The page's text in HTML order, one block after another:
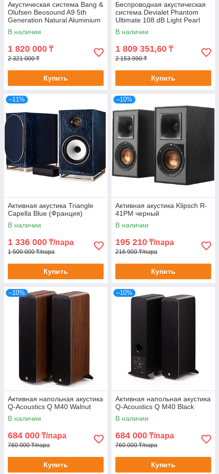
Акустическая система Bang &
Olufsen Beosound A9 5th
Generation Natural Aluminium
В наличии
1 820 000 ₸
2 321 000 ₸
Купить
Беспроводная акустическая
система Devialet Phantom
Ultimate 108 dB Light Pearl
(Франция)
В наличии
1 809 351,60 ₸
2 153 990 ₸
Купить
–11%
Активная акустика Triangle
Capella Blue (Франция)
В наличии
1 336 000 ₸/пара
1 500 000 ₸/пара
Купить
–10%
Активная акустика Klipsch R-
41PM черный
В наличии
195 210 ₸/пара
216 900 ₸/пара
Купить
–10%
Активная напольная акустика
Q-Acoustics Q M40 Walnut
В наличии
684 000 ₸/пара
760 000 ₸/пара
Купить
–10%
Активная напольная акустика
Q-Acoustics Q M40 Black
В наличии
684 000 ₸/пара
760 000 ₸/пара
Купить